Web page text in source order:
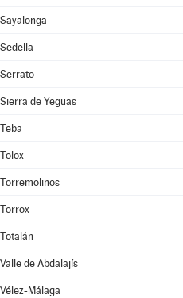
Sayalonga
Sedella
Serrato
Sierra de Yeguas
Teba
Tolox
Torremolinos
Torrox
Totalán
Valle de Abdalajís
Vélez-Málaga